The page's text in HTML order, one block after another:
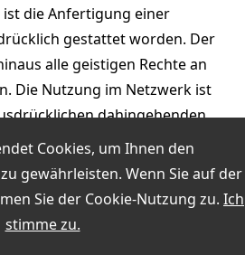
Cookies, um Ihnen den
gewährleisten. Wenn Sie auf der
Sie der Cookie-Nutzung zu. Ich
stimme zu.
ist die Anfertigung einer
gestattet worden. Der
alle geistigen Rechte an
Die Nutzung im Netzwerk ist
dahingehenden
bzw. Literatur gelten
Geschäftsbedingungen hinaus
und sonstigen